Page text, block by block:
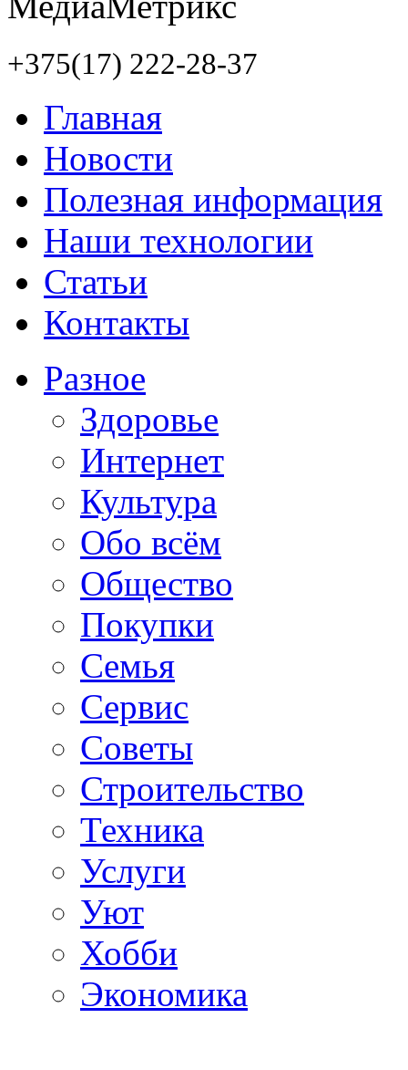
+375(17) 222-28-37
Главная
Новости
Полезная информация
Наши технологии
Статьи
Контакты
Разное
Здоровье
Интернет
Культура
Обо всём
Общество
Покупки
Семья
Сервис
Советы
Строительство
Техника
Услуги
Уют
Хобби
Экономика